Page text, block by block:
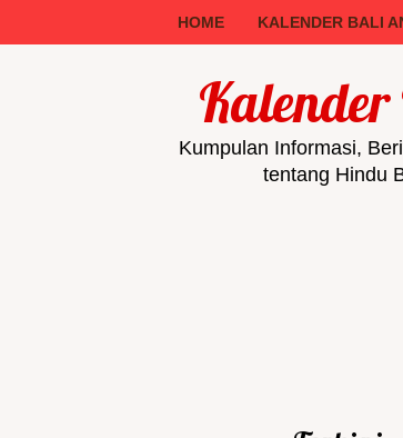
HOME KALENDER BALI
Kumpulan Informasi,
tentang Hindu